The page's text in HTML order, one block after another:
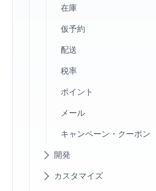
在庫
仮予約
配送
税率
ポイント
メール
キャンペーン・クーポン
開発
カスタマイズ